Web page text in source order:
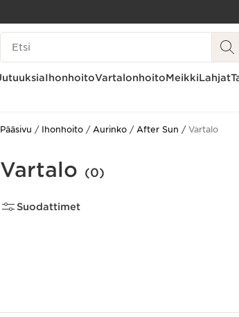
SIIRRY SISÄLTÖÖN
Hakuhistoria
IhonhoitoVartalonhoitoMeikkiLahjat
Pääsivu Ihonhoito Aurinko After Sun Vartalo
Vartalo (0)
Suodattimet